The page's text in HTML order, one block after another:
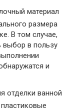
материал
размера
В том случае,
выбор в пользу
и
отделки ванной